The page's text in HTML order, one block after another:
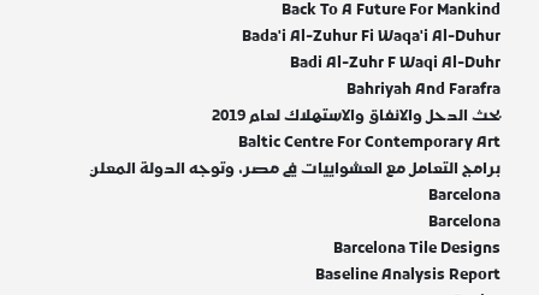
Back To A Future For Mankind
Bada'i Al-Zuhur Fi Waqa'i Al-Duhur
Badi Al-Zuhr F Waqi Al-Duhr
Bahriyah And Farafra
بحث الدحل والانفاق والاستهلاك لعام 2019
Baltic Centre For Contemporary Art
برامج التعامل مع العشواييات في مصر، وتوجه الدولة المعلن
Barcelona
Barcelona
Barcelona Tile Designs
Baseline Analysis Report